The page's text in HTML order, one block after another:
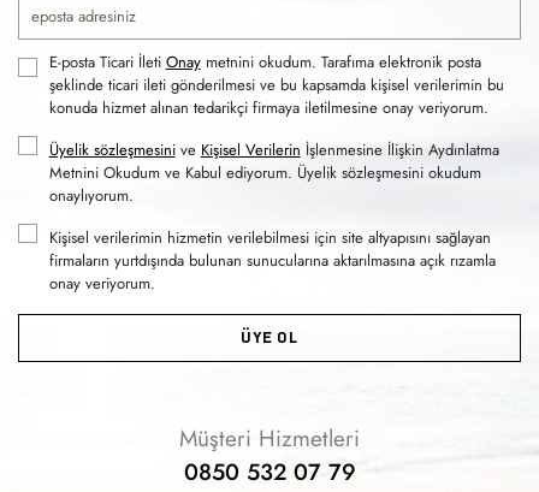
E-posta Ticari İleti Onaymetnini okudum. Tarafıma elektronik posta
şeklinde ticari ileti gönderilmesi ve bu kapsamda kişisel verilerimin bu
konuda hizmet alınan tedarikçi firmaya iletilmesine onay veriyorum.
Üyelik sözleşmesinive Kişisel Verilerin İşlenmesine İlişkin Aydınlatma
Metnini Okudum ve Kabul ediyorum. Üyelik sözleşmesini okudum
onaylıyorum.
Kişisel verilerimin hizmetin verilebilmesi için site altyapısını sağlayan
firmaların yurtdışında bulunan sunucularına aktarılmasına açık rızamla
onay veriyorum.
ÜYE OL
Müşteri Hizmetleri
0850 532 07 79